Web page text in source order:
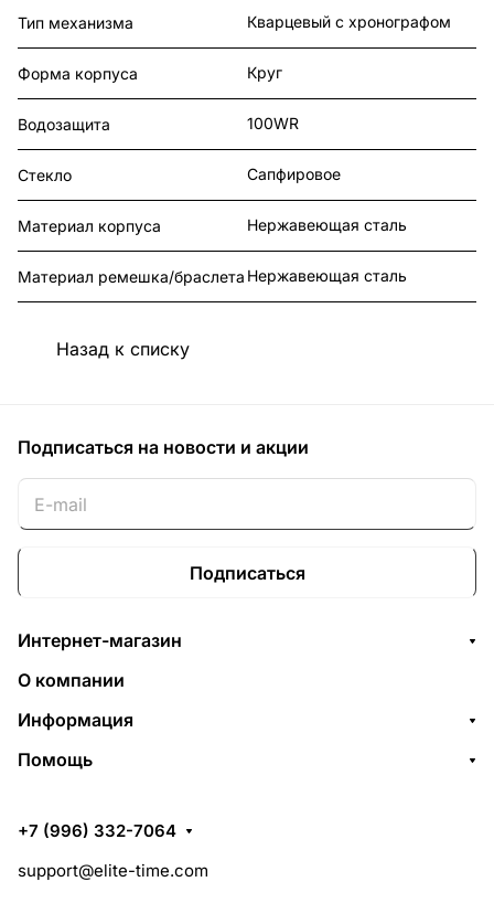
Тип механизма Кварцевый с хронографом
Форма корпуса Круг
Водозащита 100WR
Стекло Сапфировое
Материал корпуса Нержавеющая сталь
Материал ремешка/браслета Нержавеющая сталь
Назад к списку
Подписаться на новости и акции
Подписаться
Интернет-магазин
О компании
Информация
Помощь
+7 (996) 332-7064
support@elite-time.com